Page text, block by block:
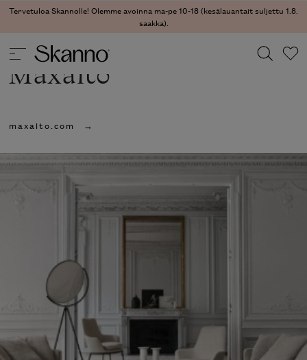
Tervetuloa Skannolle! Olemme avoinna ma-pe 10-18 (kesälauantait suljettu 1.8.
saakka).
Type 2 or more characters for results.
Maxalto
maxalto.com